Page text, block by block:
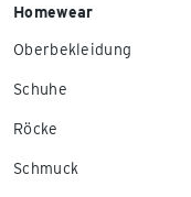
Homewear
Oberbekleidung
Schuhe
Röcke
Schmuck